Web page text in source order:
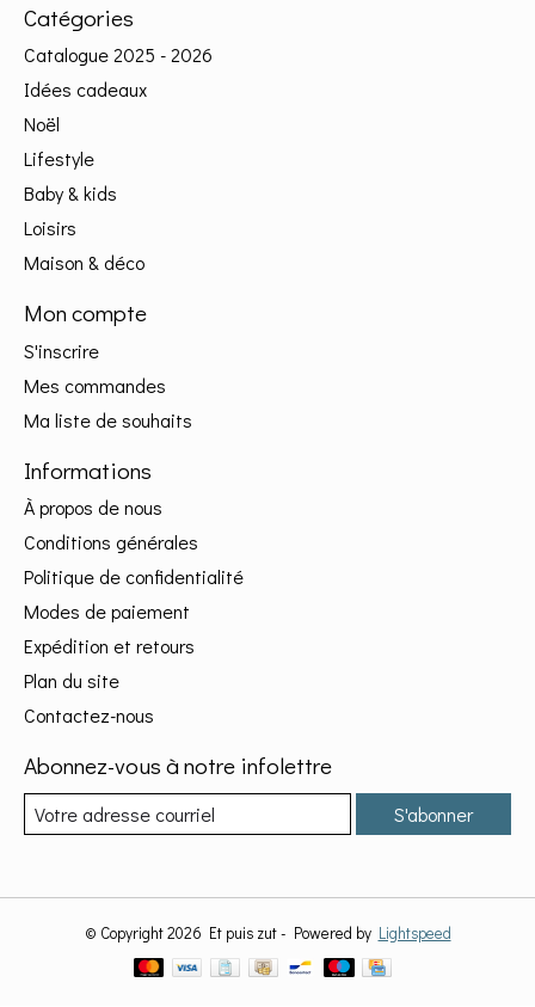
Catégories
Catalogue 2025 - 2026
Idées cadeaux
Noël
Lifestyle
Baby & kids
Loisirs
Maison & déco
Mon compte
S'inscrire
Mes commandes
Ma liste de souhaits
Informations
À propos de nous
Conditions générales
Politique de confidentialité
Modes de paiement
Expédition et retours
Plan du site
Contactez-nous
Abonnez-vous à notre infolettre
S'abonner
© Copyright 2026 Et puis zut - Powered by Lightspeed